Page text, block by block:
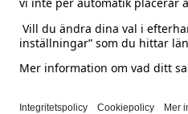
Cookies